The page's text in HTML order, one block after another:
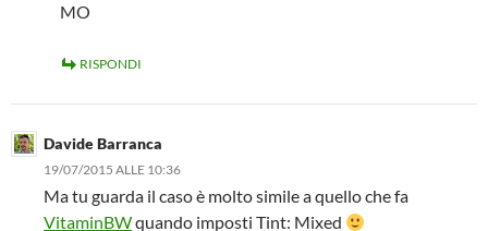
MO
RISPONDI
Davide Barranca
19/07/2015 ALLE 10:36
Ma tu guarda il caso è molto simile a quello che fa
VitaminBWquando imposti Tint: Mixed